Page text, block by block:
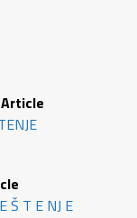
Š T E NJ E